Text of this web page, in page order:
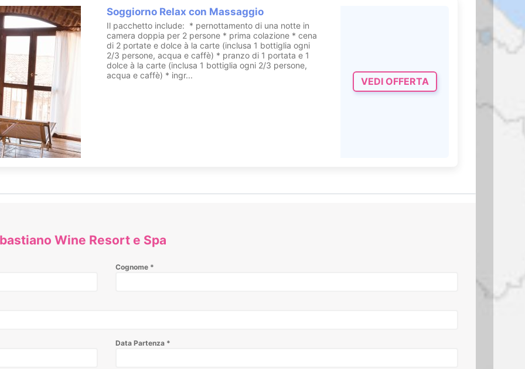
a trovare fanno sì che il trattamento sia ideale se effettuato in coppia.
non troppo elevata fa sì che chiunque, purché in buona salute, possa usufruire
della cromoterapia, ci sentiremo rilassati e sereni.
essere efficace, dovrà essere fredda. Si potrà anche scegliere la doccia
Acquavitae è il martedì.
Wine Resort e Spa
Soggiorno Relax con Massaggio
Il pacchetto include: * pernottamento di una notte in
camera doppia per 2 persone * prima colazione * cena
di 2 portate e dolce à la carte (inclusa 1 bottiglia ogni
2/3 persone, acqua e caffè) * pranzo di 1 portata e 1
dolce à la carte (inclusa 1 bottiglia ogni 2/3 persone,
acqua e caffè) * ingr...
VEDI OFFERTA
Wine Resort e Spa
Cognome *
Data Partenza *